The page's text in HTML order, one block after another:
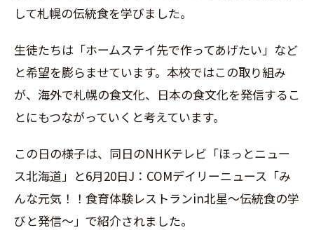
して札幌の伝統食を学びました。
生徒たちは「ホームステイ先で作ってあげたい」など
と希望を膨らませています。本校ではこの取り組み
が、海外で札幌の食文化、日本の食文化を発信するこ
とにもつながっていくと考えています。
この日の様子は、同日のNHKテレビ「ほっとニュー
ス北海道」と6月20日J：COMデイリーニュース「み
んな元気！！食育体験レストランin北星～伝統食の学
びと発信～」で紹介されました。